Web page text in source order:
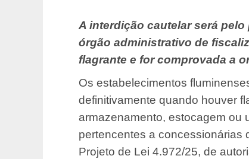
A interdição cautelar será
órgão administrativo de
flagrante e for comprovada a
Os estabelecimentos
definitivamente quando houver
armazenamento, estocagem ou
pertencentes a concessionárias
Projeto de Lei 4.972/25, de